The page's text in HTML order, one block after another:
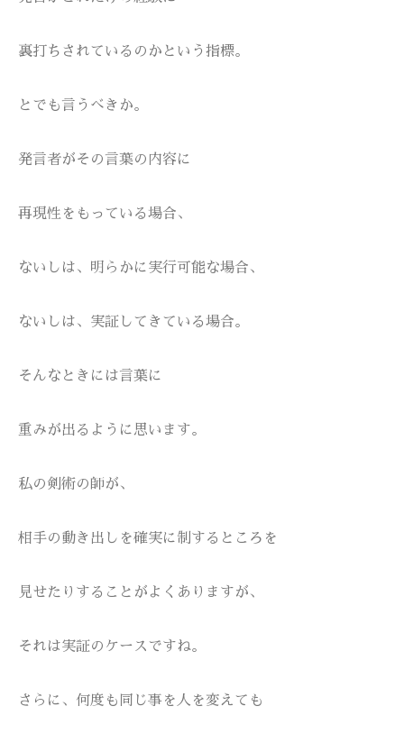
裏打ちされているのかという指標。
とでも言うべきか。
発言者がその言葉の内容に
再現性をもっている場合、
ないしは、明らかに実行可能な場合、
ないしは、実証してきている場合。
そんなときには言葉に
重みが出るように思います。
私の剣術の師が、
相手の動き出しを確実に制するところを
見せたりすることがよくありますが、
それは実証のケースですね。
さらに、何度も同じ事を人を変えても